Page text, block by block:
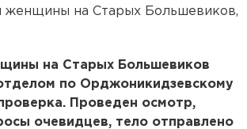
женщины на Старых Большевиков,
на Старых Большевиков
по Орджоникидзевскому
Проведен осмотр,
очевидцев, тело отправлено